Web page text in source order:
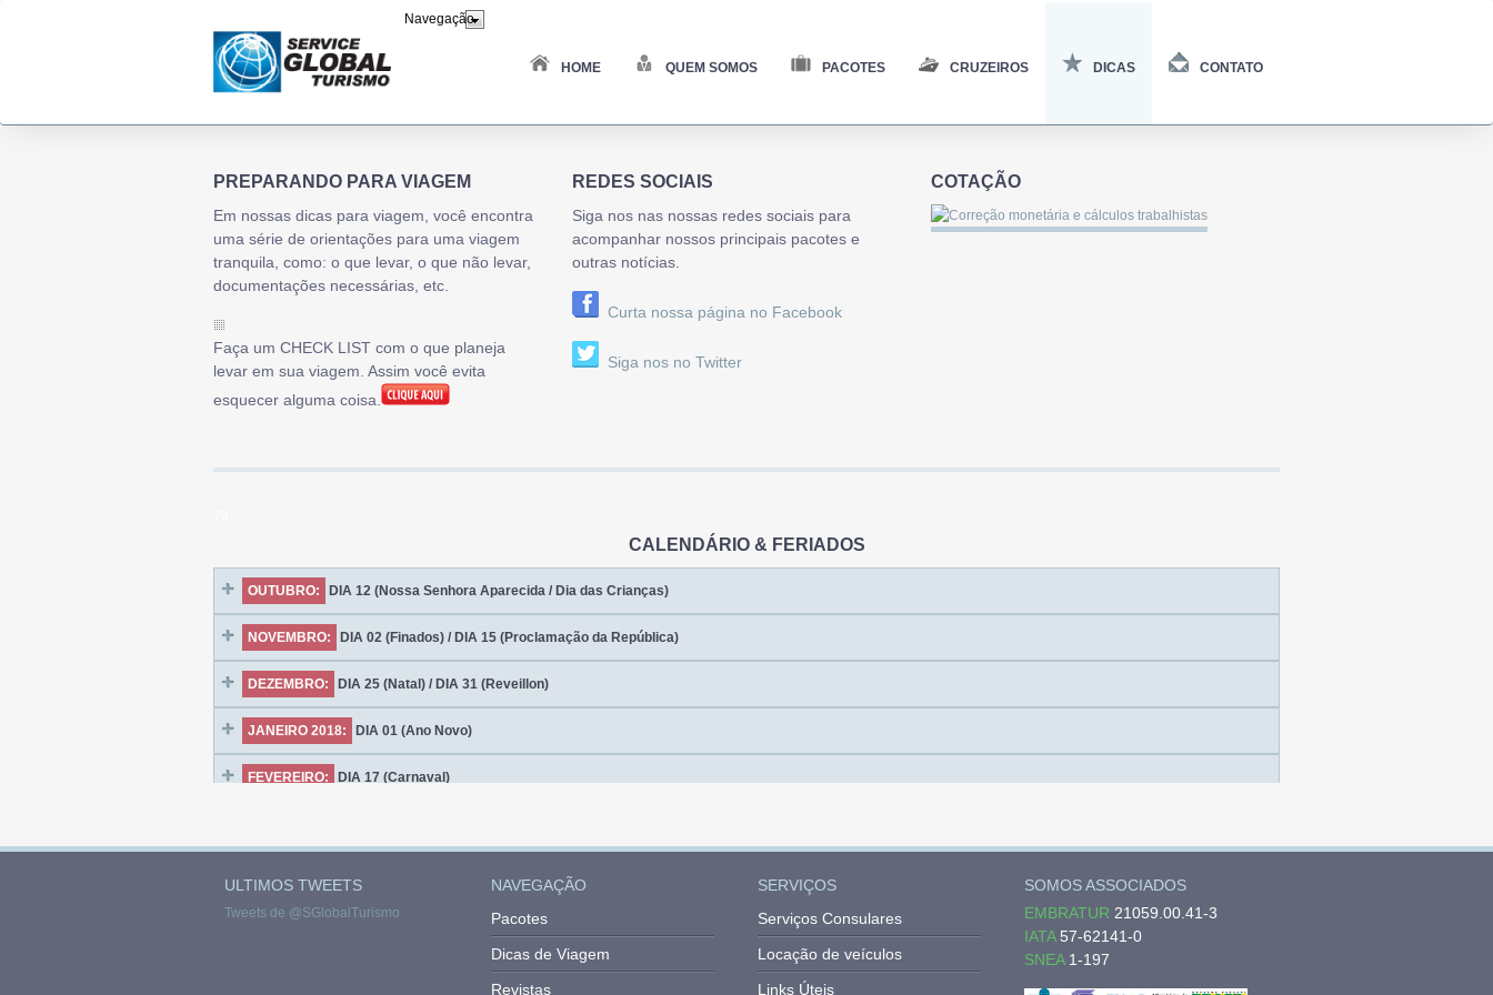
HOME QUEM SOMOS PACOTES CRUZEIROS DICAS CONTATO
PREPARANDO PARA VIAGEM
Em nossas dicas para viagem, você encontra
uma série de orientações para uma viagem
tranquila, como: o que levar, o que não levar,
documentações necessárias, etc.
Faça um CHECK LIST com o que planeja
levar em sua viagem. Assim você evita
esquecer alguma coisa.
REDES SOCIAIS
Siga nos nas nossas redes sociais para
acompanhar nossos principais pacotes e
outras notícias.
Curta nossa página no Facebook
Siga nos no Twitter
COTAÇÃO
ULTIMOS TWEETS
Tweets de @SGlobalTurismo
NAVEGAÇÃO
Pacotes
Dicas de Viagem
Revistas
SERVIÇOS
Serviços Consulares
Locação de veículos
Links Úteis
SOMOS ASSOCIADOS
EMBRATUR 21059.00.41-3
IATA57-62141-0
SNEA 1-197